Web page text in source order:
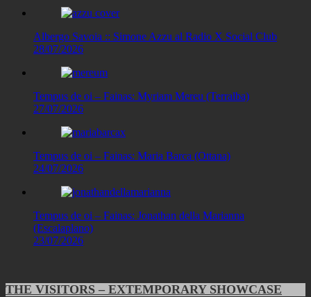
Albergo Savoia :: Simone Azzu al Radio X Social Club
28/07/2026
Tempus de oi – Fainas: Myriam Mereu (Terralba)
27/07/2026
Tempus de oi – Fainas: Maria Barca (Ottana)
24/07/2026
Tempus de oi – Fainas: Jonathan della Marianna
(Escalaplano)
23/07/2026
THE VISITORS – EXTEMPORARY SHOWCASE